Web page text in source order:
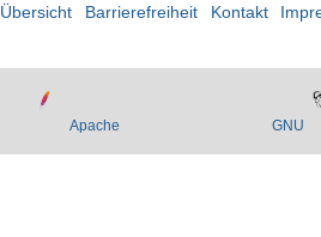
Übersicht Barrierefreiheit Kontakt
Apache GNU